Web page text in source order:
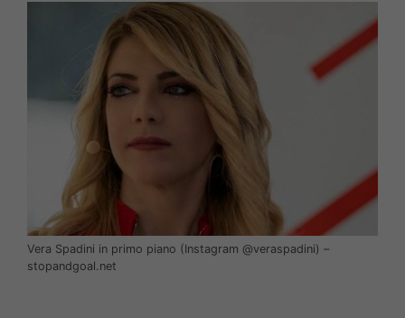
Vera Spadini in primo piano (Instagram @veraspadini) –
stopandgoal.net